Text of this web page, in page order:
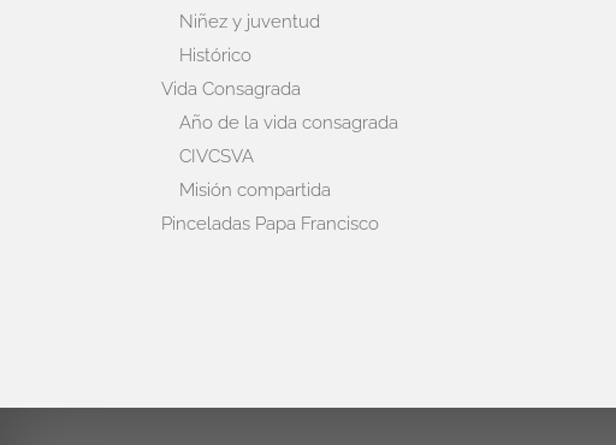
Niñez y juventud
Histórico
Vida Consagrada
Año de la vida consagrada
CIVCSVA
Misión compartida
Pinceladas Papa Francisco